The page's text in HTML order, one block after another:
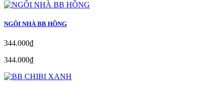
NGÔI NHÀ BB HỒNG
344.000₫
344.000₫